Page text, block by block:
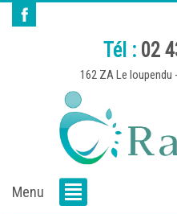
Tél : 02
162 ZA Le loupendu
Menu